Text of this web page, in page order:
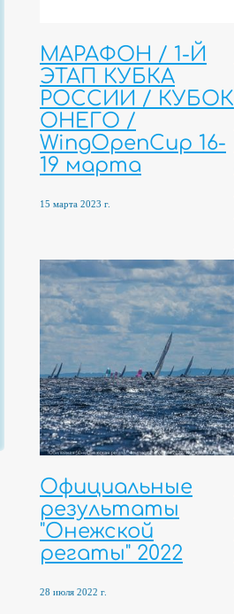
МАРАФОН / 1-Й
ЭТАП КУБКА
РОССИИ / КУБОК
ОНЕГО /
WingOpenCup 16-
19 марта
15 марта 2023 г.
Официальные
результаты
"Онежской
регаты" 2022
28 июля 2022 г.